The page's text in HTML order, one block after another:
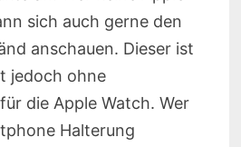
sich auch gerne den
anschauen. Dieser ist
jedoch ohne
die Apple Watch. Wer
Halterung